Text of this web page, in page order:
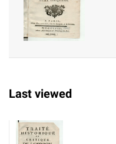
Last viewed